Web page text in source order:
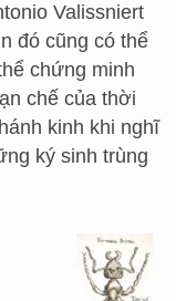
Valissniert
đó cũng có thể
chứng minh
chế của thời
kinh khi nghĩ
ký sinh trùng